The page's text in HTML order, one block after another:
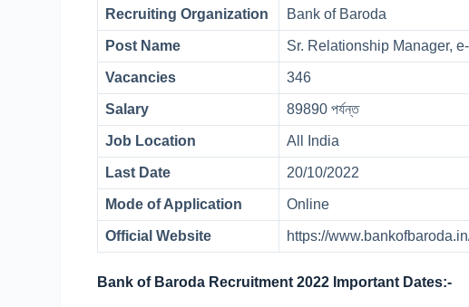
Recruiting Organization Bank of Baroda
Post Name Sr. Relationship Manager,
Vacancies 346
Salary 89890 পর্যন্ত
Job Location All India
Last Date 20/10/2022
Mode of Application Online
Official Website https://
Bank of Baroda Recruitment 2022 Important Dates:-